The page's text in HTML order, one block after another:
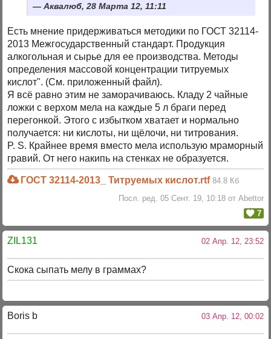
Аквалюб, 28 Марта 12, 11:11
Есть мнение придерживаться методики по ГОСТ 32114-
2013 Межгосударственный стандарт. Продукция
алкогольная и сырье для ее производства. Методы
определения массовой концентрации титруемых
кислот". (См. приложенный файл).
Я всё равно этим не заморачиваюсь. Кладу 2 чайные
ложки с верхом мела на каждые 5 л браги перед
перегонкой. Этого с избытком хватает и нормально
получается: ни кислоты, ни щёлочи, ни титрования.
P. S. Крайнее время вместо мела использую мраморный
гравий. От него накипь на стенках не образуется.
ГОСТ 32114-2013_ Титруемых кислот.rtf 84.8 Кб
Посл. ред. 05 Сент. 19, 10:18 от Abettor
7
ZIL131 02 Апр. 12, 23:52
Скока сыпать мелу в граммах?
Boris b 03 Апр. 12, 00:02